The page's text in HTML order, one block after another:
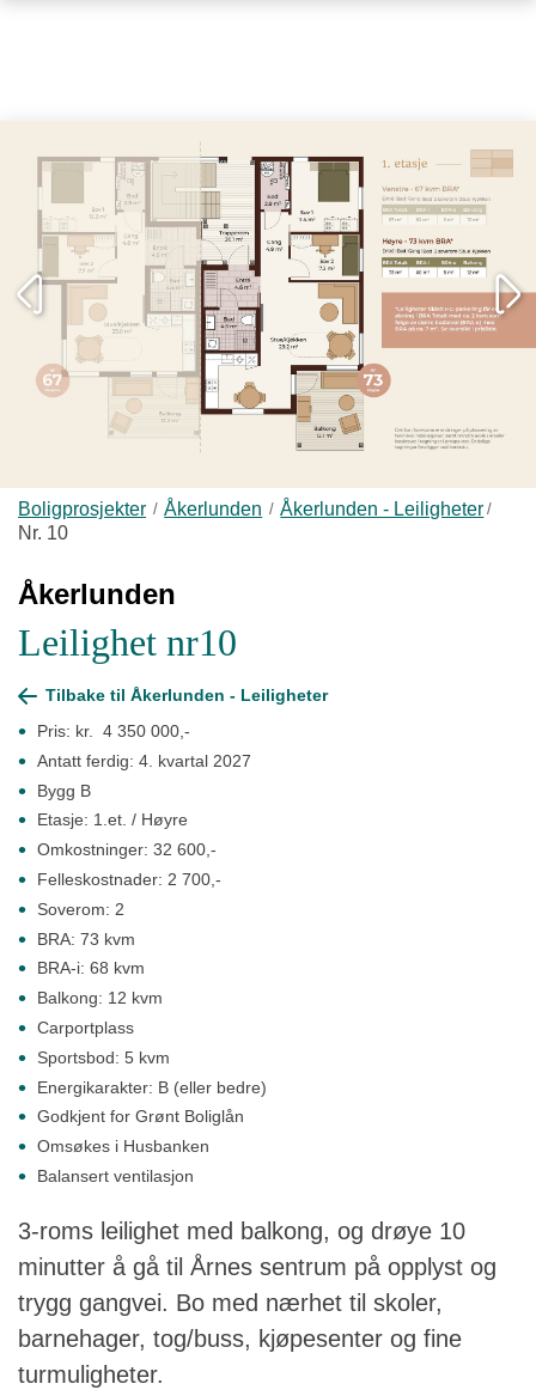
BOLIGPROSJEKTER
OM I-BOLIG
Om i-Bolig
Ledige stillinger
Vi søker tomter
KONTAKT
TIPS OG RÅD
Boligprosjekter Åkerlunden
Åkerlunden - Leiligheter
Nr. 10
Åkerlunden
Leilighet nr10
Tilbake til Åkerlunden - Leiligheter
Pris: kr. 4 350 000,-
Antatt ferdig: 4. kvartal 2027
Bygg B
Etasje: 1.et. / Høyre
Omkostninger: 32 600,-
Felleskostnader: 2 700,-
Soverom: 2
BRA: 73 kvm
BRA-i: 68 kvm
Balkong: 12 kvm
Carportplass
Sportsbod: 5 kvm
Energikarakter: B (eller bedre)
Godkjent for Grønt Boliglån
Omsøkes i Husbanken
Balansert ventilasjon
3-roms leilighet med balkong, og drøye 10
minutter å gå til Årnes sentrum på opplyst og
trygg gangvei. Bo med nærhet til skoler,
barnehager, tog/buss, kjøpesenter og fine
turmuligheter.